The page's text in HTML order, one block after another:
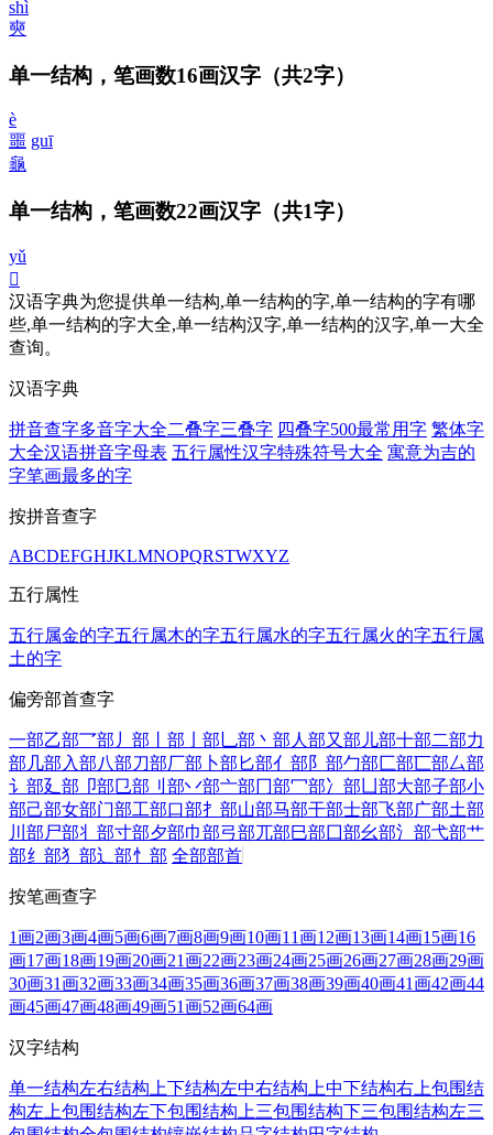
shì
奭
单一结构，笔画数16画汉字 （共2字）
è
噩 guī
龜
单一结构，笔画数22画汉字 （共1字）
yǔ
𠕲
汉语字典为您提供单一结构,单一结构的字,单一结构的字有哪
些,单一结构的字大全,单一结构汉字,单一结构的汉字,单一大全
查询。
汉语字典
拼音查字多音字大全二叠字三叠字 四叠字500最常用字 繁体字
大全汉语拼音字母表 五行属性汉字特殊符号大全 寓意为吉的
字笔画最多的字
按拼音查字
ABCDEFGHJKLMNOPQRSTWXYZ
五行属性
五行属金的字五行属木的字五行属水的字五行属火的字五行属
土的字
偏旁部首查字
一部乙部乛部 丿部 丨部 亅部 乚部 丶部 人部又部 儿部十部二部力
部 几部 入部八部刀部厂部 卜部 匕部亻部 阝部勹部匚部匸部厶部
讠部廴部 卩部㔾部 刂部丷部亠部 冂部冖部冫部 凵部大部子部小
部己部女部门部工部口部扌部山部马部干部士部飞部广部土部
川部尸部丬部寸部夕部巾部弓部兀部巳部囗部幺部氵部弋部艹
部纟部犭部辶部忄部 全部部首
按笔画查字
1画2画3画4画5画6画7画8画9画10画11画12画13画14画15画16
画17画18画19画20画21画22画23画24画25画26画27画28画29画
30画31画32画33画34画35画36画37画38画39画40画41画42画44
画45画47画48画49画51画52画64画
汉字结构
单一结构左右结构 上下结构左中右结构 上中下结构右上包围结
构左上包围结构左下包围结构 上三包围结构下三包围结构左三